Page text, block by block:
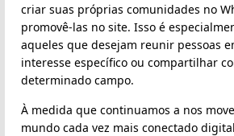
criar suas próprias comunidades no
promovê-las no site. Isso é
aqueles que desejam reunir pessoas
interesse específico ou compartilhar
determinado campo.
À medida que continuamos a nos
mundo cada vez mais conectado